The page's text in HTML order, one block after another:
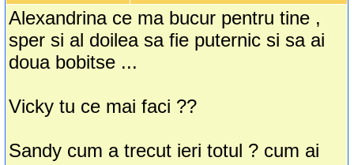
Alexandrina ce ma bucur pentru tine ,
sper si al doilea sa fie puternic si sa ai
doua bobitse ...
Vicky tu ce mai faci ??
Sandy cum a trecut ieri totul ? cum ai